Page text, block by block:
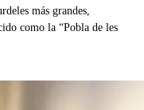
más grandes,
como la “Pobla de les